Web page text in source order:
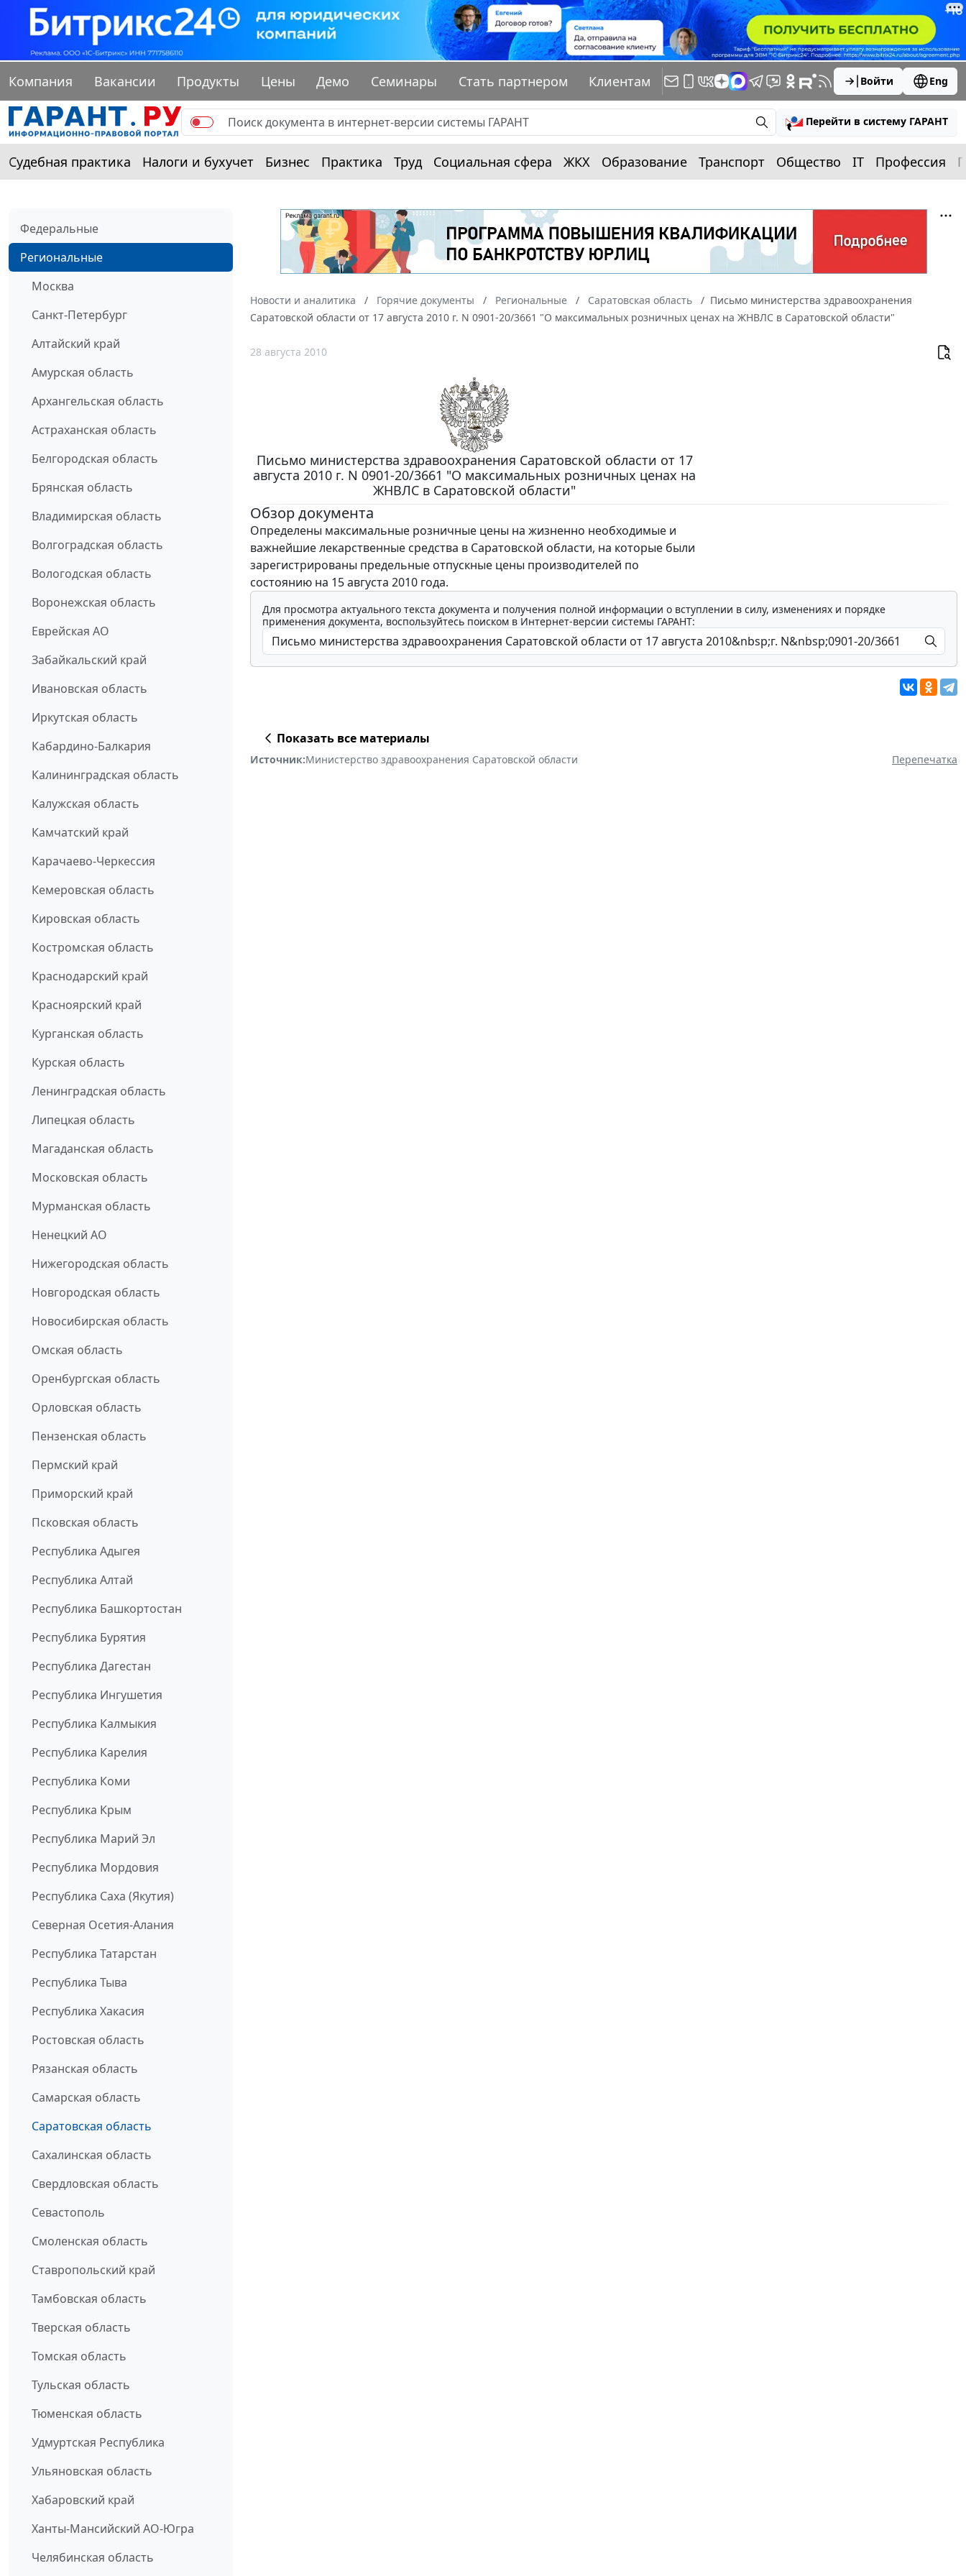
Компания Вакансии Продукты Цены Демо Семинары Стать партнером Клиентам Войти Eng
Перейти в систему ГАРАНТ
Судебная практика Налоги и бухучет Бизнес Практика Труд Социальная сфера ЖКХ Образование Транспорт Общество IT Профессия
Федеральные
Региональные
Москва
Санкт-Петербург
Алтайский край
Амурская область
Архангельская область
Астраханская область
Белгородская область
Брянская область
Владимирская область
Волгоградская область
Вологодская область
Воронежская область
Еврейская АО
Забайкальский край
Ивановская область
Иркутская область
Кабардино-Балкария
Калининградская область
Калужская область
Камчатский край
Карачаево-Черкессия
Кемеровская область
Кировская область
Костромская область
Краснодарский край
Красноярский край
Курганская область
Курская область
Ленинградская область
Липецкая область
Магаданская область
Московская область
Мурманская область
Ненецкий АО
Нижегородская область
Новгородская область
Новосибирская область
Омская область
Оренбургская область
Орловская область
Пензенская область
Пермский край
Приморский край
Псковская область
Республика Адыгея
Республика Алтай
Республика Башкортостан
Республика Бурятия
Республика Дагестан
Республика Ингушетия
Республика Калмыкия
Республика Карелия
Республика Коми
Республика Крым
Республика Марий Эл
Республика Мордовия
Республика Саха (Якутия)
Северная Осетия-Алания
Республика Татарстан
Республика Тыва
Республика Хакасия
Ростовская область
Рязанская область
Самарская область
Саратовская область
Сахалинская область
Свердловская область
Севастополь
Смоленская область
Ставропольский край
Тамбовская область
Тверская область
Томская область
Тульская область
Тюменская область
Удмуртская Республика
Ульяновская область
Хабаровский край
Ханты-Мансийский АО-Югра
Челябинская область
Новости и аналитика Горячие документы Региональные Саратовская область
Письмо министерства здравоохранения
Саратовской области от 17 августа 2010 г. N 0901-20/3661 "О максимальных розничных ценах на ЖНВЛС в Саратовской области"
28 августа 2010
Письмо министерства здравоохранения Саратовской области от 17
августа 2010 г. N 0901-20/3661 "О максимальных розничных ценах на
ЖНВЛС в Саратовской области"
Обзор документа
Определены максимальные розничные цены на жизненно необходимые и
важнейшие лекарственные средства в Саратовской области, на которые были
зарегистрированы предельные отпускные цены производителей по
состоянию на 15 августа 2010 года.
Для просмотра актуального текста документа и получения полной информации о вступлении в силу, изменениях и порядке
применения документа, воспользуйтесь поиском в Интернет-версии системы ГАРАНТ:
Показать все материалы
Источник:Министерство здравоохранения Саратовской области Перепечатка